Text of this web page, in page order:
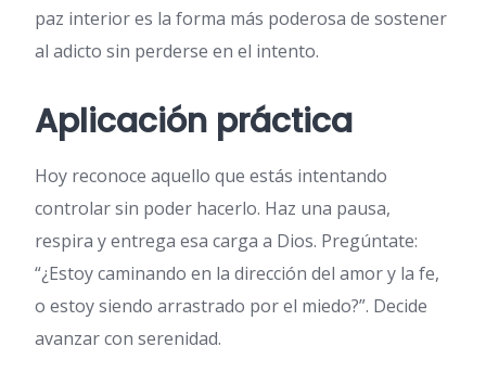
paz interior es la forma más poderosa de sostener
al adicto sin perderse en el intento.
Aplicación práctica
Hoy reconoce aquello que estás intentando
controlar sin poder hacerlo. Haz una pausa,
respira y entrega esa carga a Dios. Pregúntate:
“¿Estoy caminando en la dirección del amor y la fe,
o estoy siendo arrastrado por el miedo?”. Decide
avanzar con serenidad.